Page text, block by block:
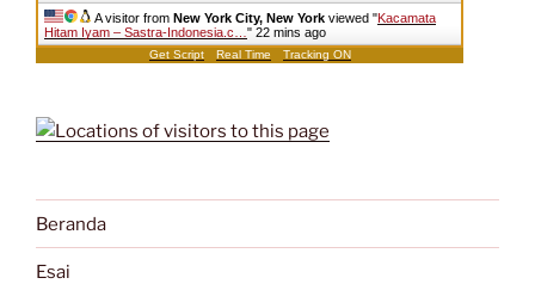
A visitor from New York City, New York viewed "Kacamata
Hitam Iyam – Sastra-Indonesia.c… " 22 mins ago
Get Script Real Time Tracking ON
Beranda
Esai